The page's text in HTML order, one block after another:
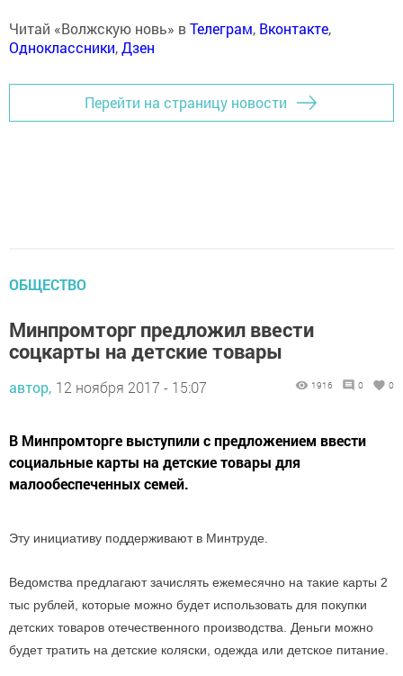
Читай «Волжскую новь» вТелеграм, Вконтакте,
Одноклассники,Дзен
Перейти на страницу новости
ОБЩЕСТВО
Минпромторг предложил ввести
соцкарты на детские товары
автор, 12 ноября 2017 - 15:07 1916 0 0
В Минпромторге выступили с предложением ввести
социальные карты на детские товары для
малообеспеченных семей.
Эту инициативу поддерживают в Минтруде.
Ведомства предлагают зачислять ежемесячно на такие карты 2
тыс рублей, которые можно будет использовать для покупки
детских товаров отечественного производства. Деньги можно
будет тратить на детские коляски, одежда или детское питание.